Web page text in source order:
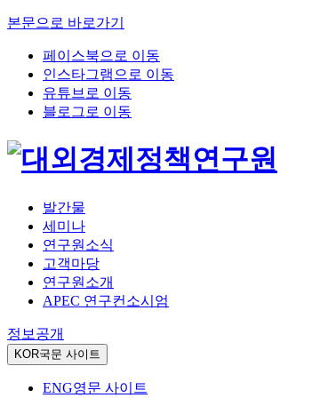
본문으로 바로가기
페이스북으로 이동
인스타그램으로 이동
유튜브로 이동
블로그로 이동
발간물
세미나
연구원소식
고객마당
연구원소개
APEC 연구컨소시엄
정보공개
KOR국문 사이트
ENG영문 사이트